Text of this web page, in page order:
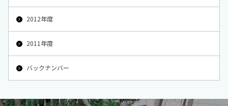
2012年度
2011年度
バックナンバー